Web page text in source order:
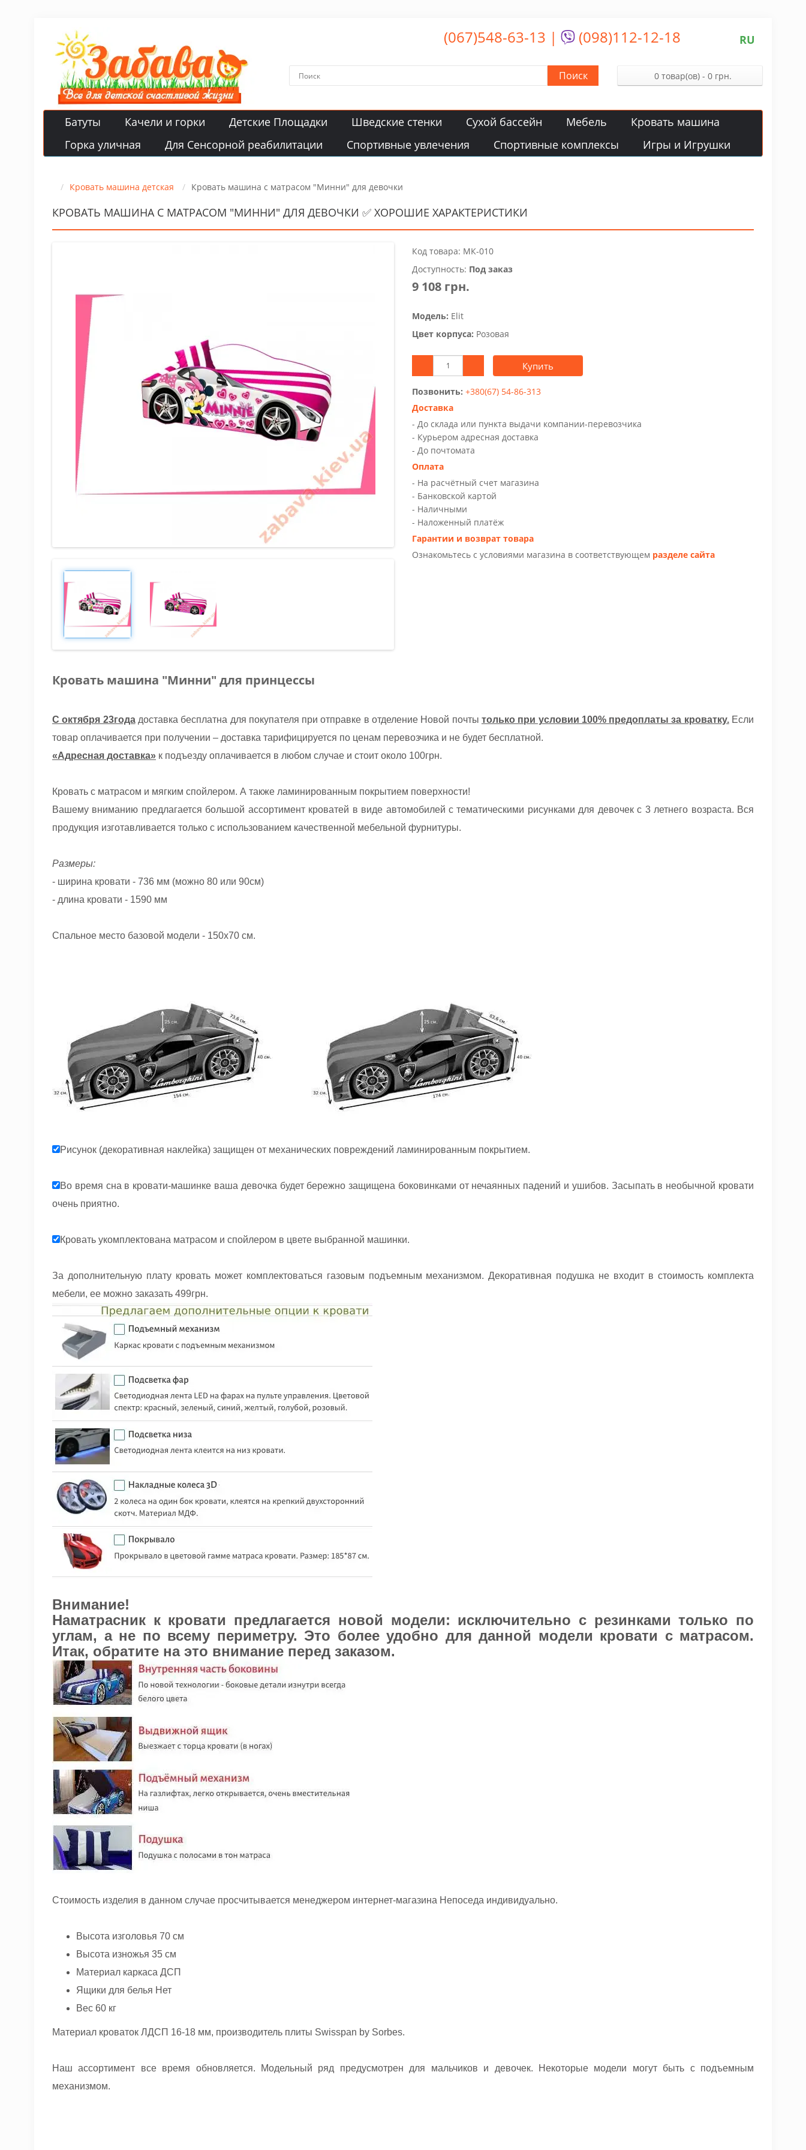
(067)548-63-13 | (098)112-12-18 RU
Поиск 0 товар(ов) - 0 грн.
Батуты Качели и горки Детские Площадки Шведские стенки Сухой бассейн Мебель
Кровать машина
Горка уличная
Для Сенсорной реабилитации Спортивные увлечения Спортивные комплексы Игры и Игрушки
Кровать машина детская Кровать машина с матрасом "Минни" для девочки
КРОВАТЬ МАШИНА С МАТРАСОМ "МИННИ" ДЛЯ ДЕВОЧКИ ✅ ХОРОШИЕ ХАРАКТЕРИСТИКИ
Код товара: МК-010
Доступность: Под заказ
9 108 грн.
Модель: Elit
Цвет корпуса: Розовая
Купить
Позвонить: +380(67) 54-86-313
Доставка
- До склада или пункта выдачи компании-перевозчика
- Курьером адресная доставка
- До почтомата
Оплата
- На расчётный счет магазина
- Банковской картой
- Наличными
- Наложенный платёж
Гарантии и возврат товара
Ознакомьтесь с условиями магазина в соответствующем разделе сайта
Кровать машина "Минни" для принцессы
С октября 23годадоставка бесплатна для покупателя при отправке в отделение Новой почты только при условии 100% предоплаты за кроватку.Если
товар оплачивается при получении – доставка тарифицируется по ценам перевозчика и не будет бесплатной.
«Адресная доставка» к подъезду оплачивается в любом случае и стоит около 100грн.
Кровать с матрасом и мягким спойлером. А также ламинированным покрытием поверхности!
Вашему вниманию предлагается большой ассортимент кроватей в виде автомобилей с тематическими рисунками для девочек с 3 летнего возраста. Вся
продукция изготавливается только с использованием качественной мебельной фурнитуры.
Размеры:
- ширина кровати - 736 мм (можно 80 или 90см)
- длина кровати - 1590 мм
Спальное место базовой модели - 150х70 см.
Рисунок (декоративная наклейка) защищен от механических повреждений ламинированным покрытием.
Во время сна в кровати-машинке ваша девочка будет бережно защищена боковинками от нечаянных падений и ушибов. Засыпать в необычной кровати
очень приятно.
Кровать укомплектована матрасом и спойлером в цвете выбранной машинки.
За дополнительную плату кровать может комплектоваться газовым подъемным механизмом. Декоративная подушка не входит в стоимость комплекта
мебели, ее можно заказать 499грн.
Внимание!
Наматрасник к кровати предлагается новой модели: исключительно с резинками только по
углам, а не по всему периметру. Это более удобно для данной модели кровати с матрасом.
Итак, обратите на это внимание перед заказом.
Стоимость изделия в данном случае просчитывается менеджером интернет-магазина Непоседа индивидуально.
Высота изголовья 70 см
Высота изножья 35 см
Материал каркаса ДСП
Ящики для белья Нет
Вес 60 кг
Материал кроваток ЛДСП 16-18 мм, производитель плиты Swisspan by Sorbes.
Наш ассортимент все время обновляется. Модельный ряд предусмотрен для мальчиков и девочек. Некоторые модели могут быть с подъемным
механизмом.